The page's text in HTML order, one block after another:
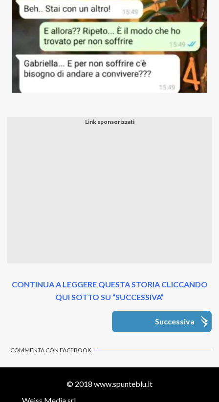
CONTINUA A LEGGERE QUESTA STORIA CLICCANDO
QUI SOTTO SU “SUCCESSIVA”
Successiva
COMMENTA CON FACEBOOK
© 2018 www.spunteblu.it